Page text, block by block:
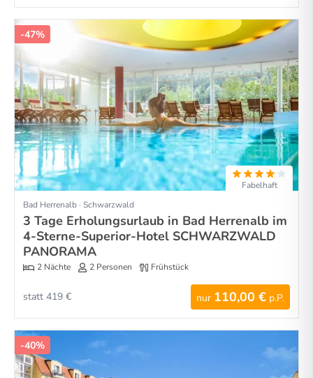
-47%
Fabelhaft
Bad Herrenalb · Schwarzwald
3 Tage Erholungsurlaub in Bad Herrenalb im
4-Sterne-Superior-Hotel SCHWARZWALD
PANORAMA
2 Nächte 2 Personen Frühstück
nur 110,00 € p.P.
statt 419 €
-40%